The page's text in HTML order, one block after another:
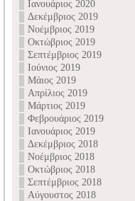
Ιανουάριος 2020
Δεκέμβριος 2019
Νοέμβριος 2019
Οκτώβριος 2019
Σεπτέμβριος 2019
Ιούνιος 2019
Μάιος 2019
Απρίλιος 2019
Μάρτιος 2019
Φεβρουάριος 2019
Ιανουάριος 2019
Δεκέμβριος 2018
Νοέμβριος 2018
Οκτώβριος 2018
Σεπτέμβριος 2018
Αύγουστος 2018